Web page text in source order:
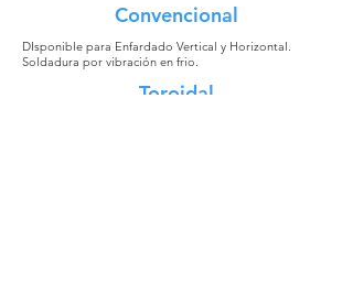
Convencional
Toroidal
DIsponible para Enfardado Vertical y Horizontal.
Soldadura por vibración en frio.